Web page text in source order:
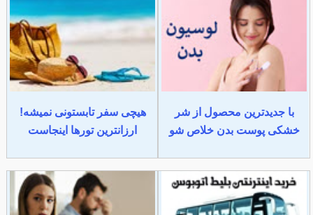
با جدیدترین محصول از شر
خشکی پوست بدن خلاص شو
هیچی سفر تابستونی نمیشه!
ارزانترین تورها اینجاست